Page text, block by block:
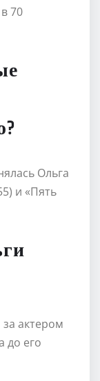
70
Ольга
и «Пять
актером
до его